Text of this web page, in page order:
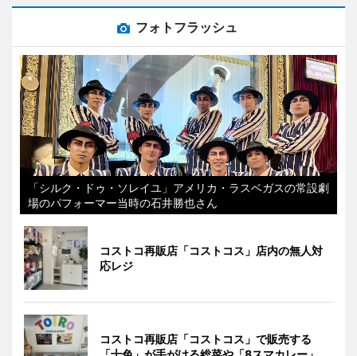
フォトフラッシュ
「シルク・ドゥ・ソレイユ」アメリカ・ラスベガスの常設劇
場のパフォーマー当時の石井勝也さん
コストコ再販店「コストコス」店内の無人対
応レジ
コストコ再販店「コストコス」で販売する